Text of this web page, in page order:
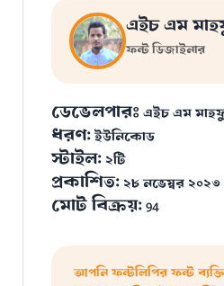
এইচ এম
ফন্ট ডিজাইনার
ডেভেলপারঃ এইচ এম
ধরণ:ইউনিকোড
স্টাইল: ২টি
প্রকাশিত: ২৮ নভেম্বর ২০২৩
মোট বিক্রয়:94
আপনি ফন্টলিপির ফন্ট